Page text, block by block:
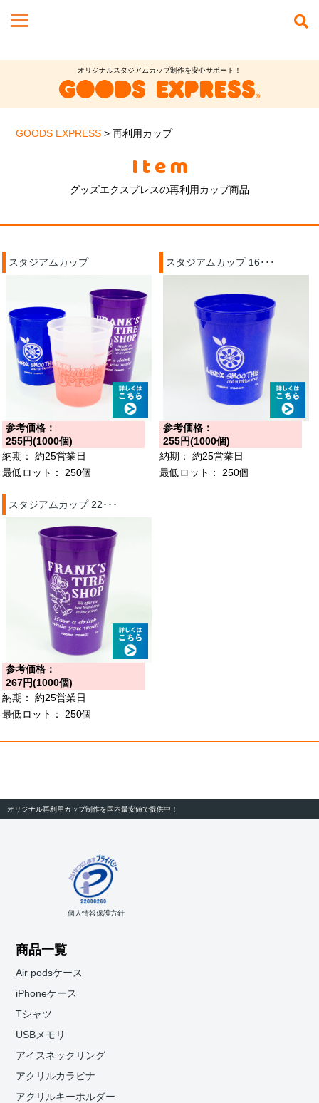
オリジナルスタジアムカップ制作を安心サポート！
GOODS EXPRESS >再利用カップ
Item
グッズエクスプレスの再利用カップ商品
スタジアムカップ
参考価格：
255円(1000個)
納期：
約25営業日
最低ロット：
250個
スタジアムカップ 16･･･
参考価格：
255円(1000個)
納期：
約25営業日
最低ロット：
250個
スタジアムカップ 22･･･
参考価格：
267円(1000個)
納期：
約25営業日
最低ロット：
250個
オリジナル再利用カップ制作を国内最安値で提供中！
個人情報保護方針
商品一覧
Air podsケース
iPhoneケース
Tシャツ
USBメモリ
アイスネックリング
アクリルカラビナ
アクリルキーホルダー